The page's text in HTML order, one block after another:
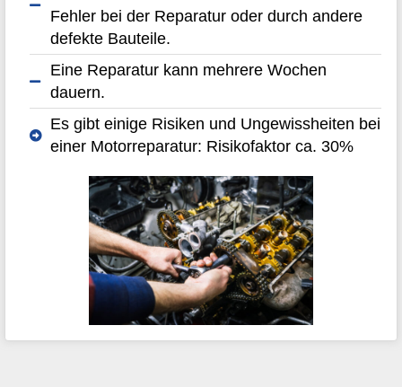
Fehler bei der Reparatur oder durch andere
defekte Bauteile.
Eine Reparatur kann mehrere Wochen
dauern.
Es gibt einige Risiken und Ungewissheiten bei
einer Motorreparatur: Risikofaktor ca. 30%